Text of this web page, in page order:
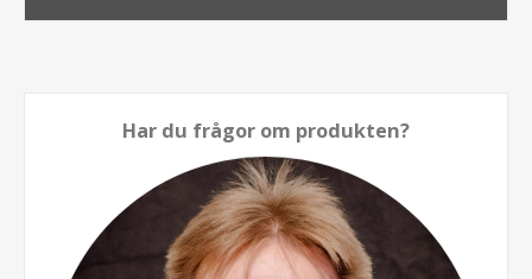
Har du frågor om produkten?